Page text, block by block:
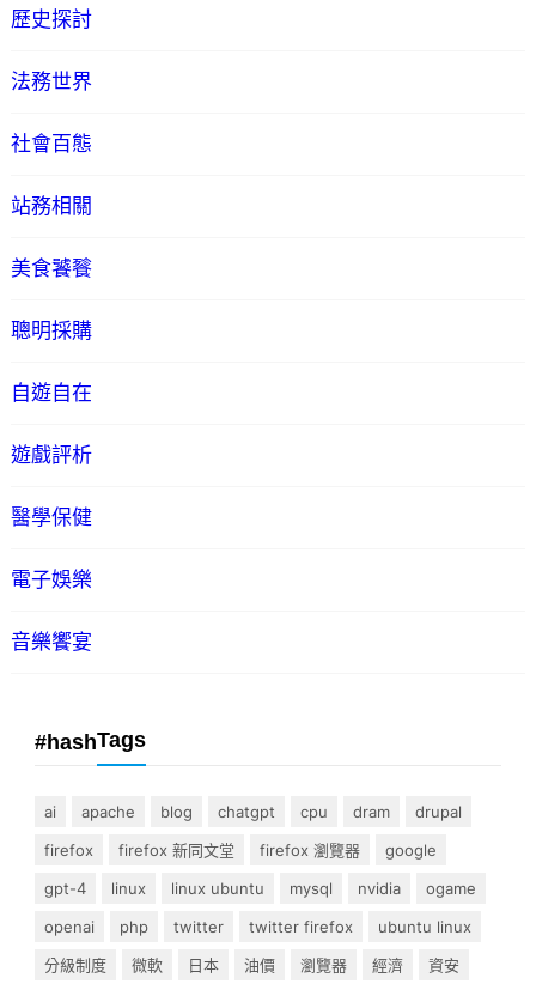
歷史探討
法務世界
社會百態
站務相關
美食饕餮
聰明採購
自遊自在
遊戲評析
醫學保健
電子娛樂
音樂饗宴
#hashTags
ai apache blog chatgpt cpu dram
drupal
firefox
firefox 新同文堂 firefox 瀏覽器
google
gpt-4
linux linux ubuntu mysql nvidia
ogame
openai
php twitter twitter firefox
ubuntu linux
分級制度
微軟 日本 油價 瀏覽器 經濟
資安